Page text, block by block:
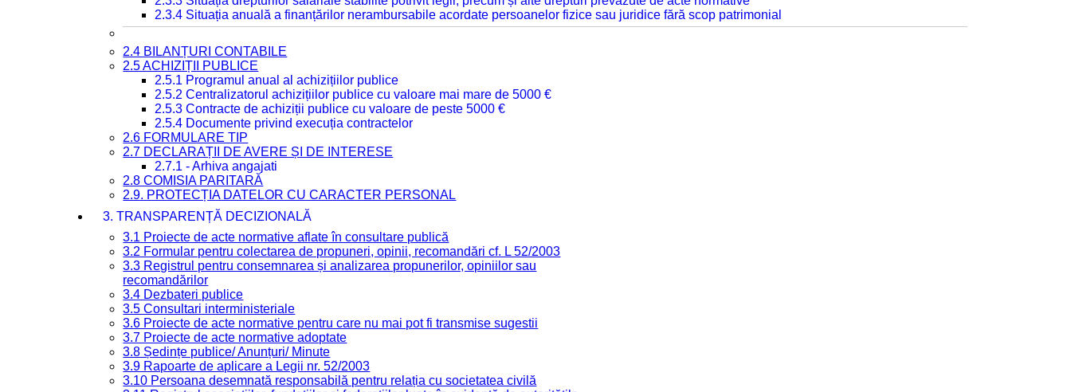
2.3.4 Situația anuală a finanțărilor nerambursabile acordate persoanelor fizice sau juridice fără scop patrimonial
2.4 BILANȚURI CONTABILE
2.5 ACHIZIȚII PUBLICE
2.5.1 Programul anual al achizițiilor publice
2.5.2 Centralizatorul achizițiilor publice cu valoare mai mare de 5000 €
2.5.3 Contracte de achiziții publice cu valoare de peste 5000 €
2.5.4 Documente privind execuția contractelor
2.6 FORMULARE TIP
2.7 DECLARAȚII DE AVERE ȘI DE INTERESE
2.7.1 - Arhiva angajati
2.8 COMISIA PARITARĂ
2.9. PROTECȚIA DATELOR CU CARACTER PERSONAL
3. TRANSPARENȚĂ DECIZIONALĂ
3.1 Proiecte de acte normative aflate în consultare publică
3.2 Formular pentru colectarea de propuneri, opinii, recomandări cf. L 52/2003
3.3 Registrul pentru consemnarea și analizarea propunerilor, opiniilor sau
recomandărilor
3.4 Dezbateri publice
3.5 Consultari interministeriale
3.6 Proiecte de acte normative pentru care nu mai pot fi transmise sugestii
3.7 Proiecte de acte normative adoptate
3.8 Ședințe publice/ Anunțuri/ Minute
3.9 Rapoarte de aplicare a Legii nr. 52/2003
3.10 Persoana desemnată responsabilă pentru relația cu societatea civilă